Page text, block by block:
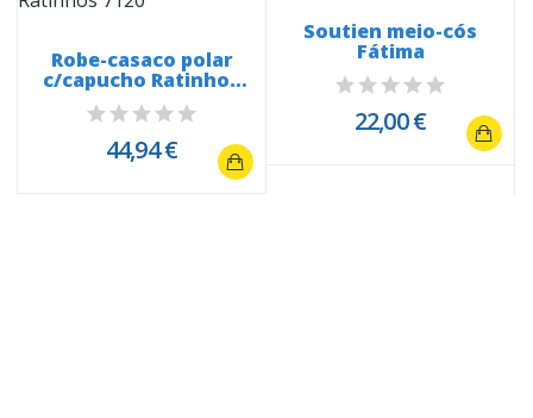
Robe-casaco polar
c/capucho Ratinhos
em festa 7120
44,94 €
Soutien meio-cós
Fátima
22,00 €